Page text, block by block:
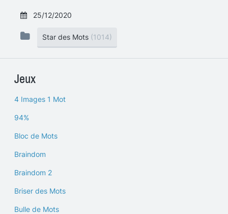
25/12/2020
Star des Mots (1014)
Jeux
4 Images 1 Mot
94%
Bloc de Mots
Braindom
Braindom 2
Briser des Mots
Bulle de Mots